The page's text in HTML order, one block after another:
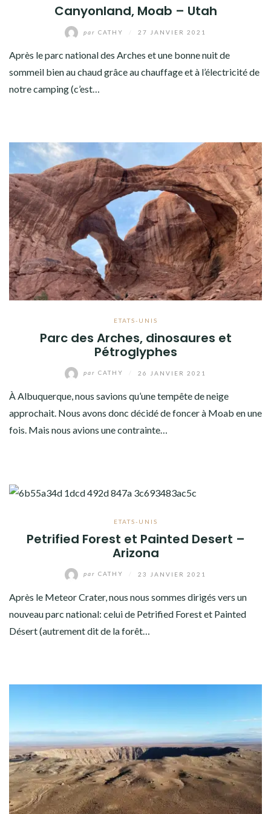
Canyonland, Moab – Utah
par CATHY 27 JANVIER 2021
Après le parc national des Arches et une bonne nuit de
sommeil bien au chaud grâce au chauffage et à l’électricité de
notre camping (c’est…
ETATS-UNIS
Parc des Arches, dinosaures et
Pétroglyphes
par CATHY 26 JANVIER 2021
À Albuquerque, nous savions qu’une tempête de neige
approchait. Nous avons donc décidé de foncer à Moab en une
fois. Mais nous avions une contrainte…
ETATS-UNIS
Petrified Forest et Painted Desert –
Arizona
par CATHY 23 JANVIER 2021
Après le Meteor Crater, nous nous sommes dirigés vers un
nouveau parc national: celui de Petrified Forest et Painted
Désert (autrement dit de la forêt…